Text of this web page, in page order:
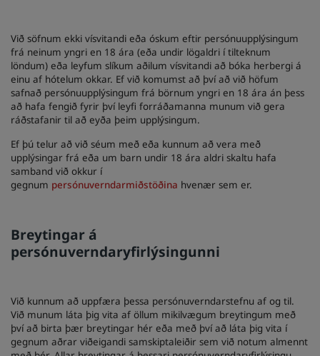
Við söfnum ekki vísvitandi eða óskum eftir persónuupplýsingum
frá neinum yngri en 18 ára (eða undir lögaldri í tilteknum
löndum) eða leyfum slíkum aðilum vísvitandi að bóka herbergi á
einu af hótelum okkar. Ef við komumst að því að við höfum
safnað persónuupplýsingum frá börnum yngri en 18 ára án þess
að hafa fengið fyrir því leyfi forráðamanna munum við gera
ráðstafanir til að eyða þeim upplýsingum.
Ef þú telur að við séum með eða kunnum að vera með
upplýsingar frá eða um barn undir 18 ára aldri skaltu hafa
samband við okkur í
gegnum persónuverndarmiðstöðina hvenær sem er.
Breytingar á
persónuverndaryfirlýsingunni
Við kunnum að uppfæra þessa persónuverndarstefnu af og til.
Við munum láta þig vita af öllum mikilvægum breytingum með
því að birta þær breytingar hér eða með því að láta þig vita í
gegnum aðrar viðeigandi samskiptaleiðir sem við notum almennt